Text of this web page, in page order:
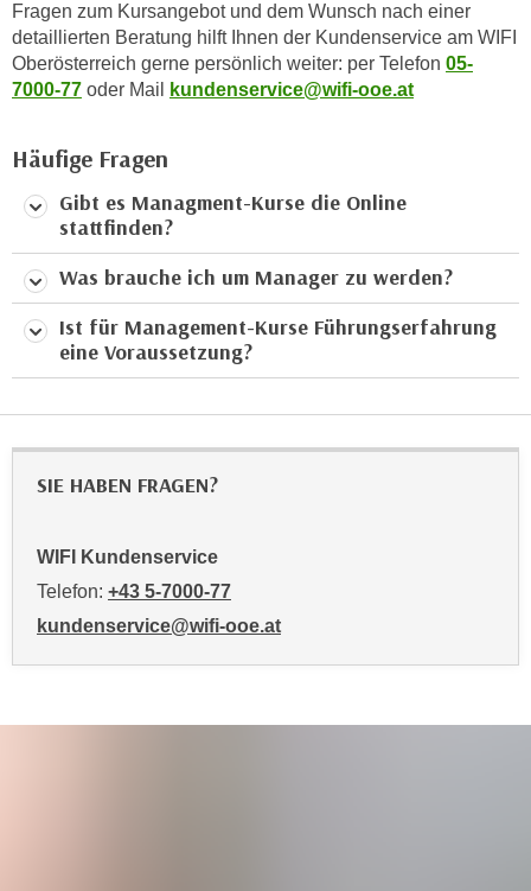
Fragen zum Kursangebot und dem Wunsch nach einer
detaillierten Beratung hilft Ihnen der Kundenservice am WIFI
Oberösterreich gerne persönlich weiter: per Telefon 05-
7000-77 oder Mail kundenservice@wifi-ooe.at
Häufige Fragen
Gibt es Managment-Kurse die Online
stattfinden?
Was brauche ich um Manager zu werden?
Ist für Management-Kurse Führungserfahrung
eine Voraussetzung?
SIE HABEN FRAGEN?
WIFI Kundenservice
Telefon: +43 5-7000-77
kundenservice@wifi-ooe.at
ä
h
l
e
"
l
e
"
u